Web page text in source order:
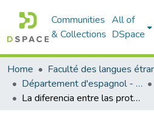
Communities
& Collections
All of
DSpace
Home
Département d'espagnol - قسم اللفة الإسبانية
La diferencia entre las protestas en Cataluña de 14-10-2019 y las manifestaciones en Argelia (El Hirak) de 22-02-2019